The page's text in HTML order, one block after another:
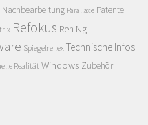
Nachbearbeitung Parallaxe Patente
Refokus Ren Ng
Spiegelreflex Technische Infos
Realität Windows Zubehör